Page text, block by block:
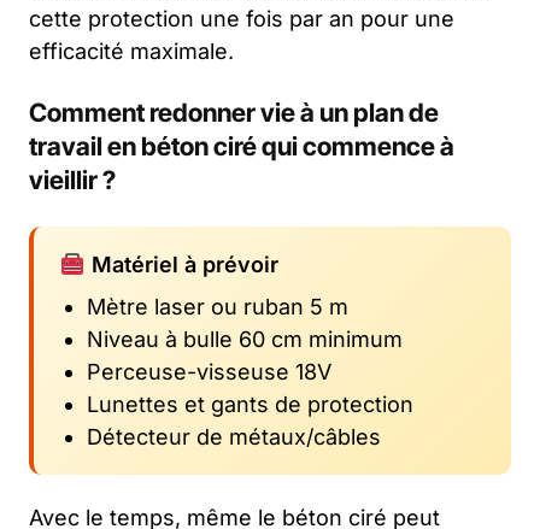
cette protection une fois par an pour une
efficacité maximale.
Comment redonner vie à un plan de
travail en béton ciré qui commence à
vieillir ?
Matériel à prévoir
Mètre laser ou ruban 5 m
Niveau à bulle 60 cm minimum
Perceuse-visseuse 18V
Lunettes et gants de protection
Détecteur de métaux/câbles
Avec le temps, même le béton ciré peut